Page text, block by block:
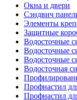
Окна и двери
Сэндвич
Элементы
Защитные
Водосточные
Водосточные
Водосточные
Водосточная
Профнастил
Профнастил